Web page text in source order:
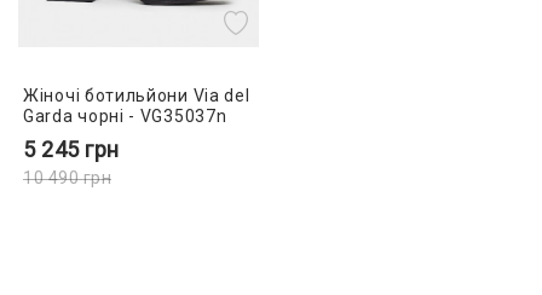
Жіночі ботильйони Via del
Garda чорні - VG35037n
5 245 грн
10 490грн